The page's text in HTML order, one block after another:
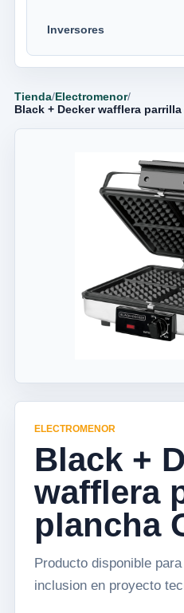
Inversores
Tienda/Electromenor/
Black + Decker wafflera
ELECTROMENOR
Black +
wafflera
plancha
Producto disponible
inclusion en proyecto